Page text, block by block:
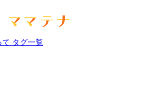
て タグ一覧